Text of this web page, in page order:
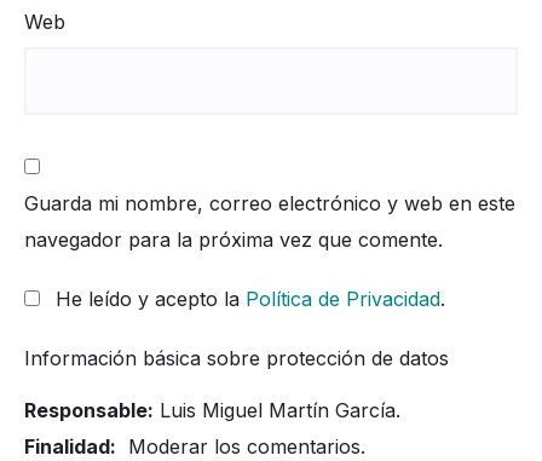
Web
Guarda mi nombre, correo electrónico y web en este
navegador para la próxima vez que comente.
He leído y acepto la Política de Privacidad.
Información básica sobre protección de datos
Responsable: Luis Miguel Martín García.
Finalidad: Moderar los comentarios.